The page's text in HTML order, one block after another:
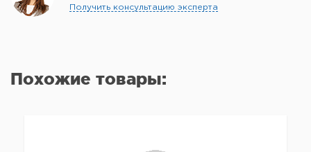
Получить консультацию эксперта
Похожие товары: